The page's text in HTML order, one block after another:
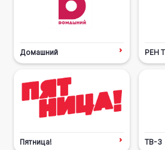
Домашний РЕН
Пятница! ТВ-3